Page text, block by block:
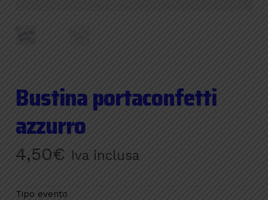
Bustina portaconfetti
azzurro
4,50€ Iva inclusa
Tipo evento